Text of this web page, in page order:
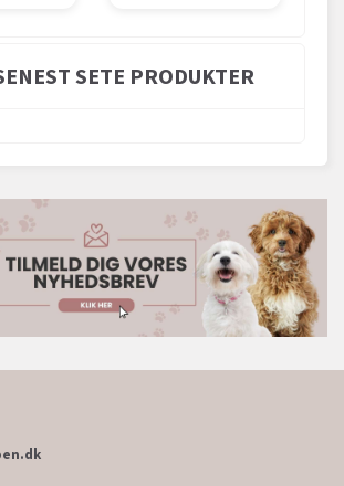
SETE PRODUKTER